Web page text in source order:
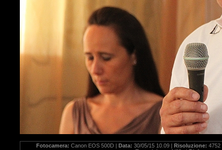
Fotocamera: Canon EOS 500D | Data: 30/05/15 10.09 | Risoluzione: